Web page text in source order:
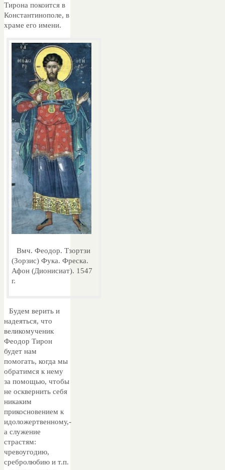
Тирона покоится в
Константинополе, в
храме его имени.
Вмч. Феодор. Тзортзи
(Зорзис) Фука. Фреска.
Афон (Дионисиат). 1547
г.
Будем верить и
надеяться, что
великомученик
Феодор Тирон
будет нам
помогать, когда мы
обратимся к нему
за помощью, чтобы
не осквернить себя
никаким
прикосновением к
идоложертвенному,-
а служение
страстям:
чревоугодию,
сребролюбию и т.п.